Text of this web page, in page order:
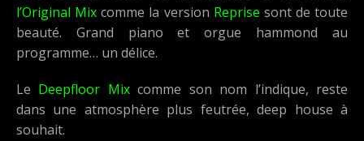
l’Original Mix comme la version Reprise sont de toute
beauté. Grand piano et orgue hammond au
programme… un délice.
Le Deepfloor Mixcomme son nom l’indique, reste
dans une atmosphère plus feutrée, deep house à
souhait.